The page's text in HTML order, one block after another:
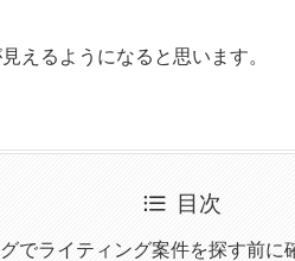
えるようになると思います。
目次
でライティング案件を探す前に